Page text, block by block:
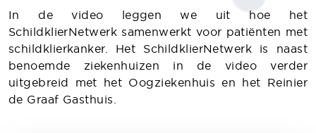
In de video leggen we uit hoe het
SchildklierNetwerk samenwerkt voor patiënten met
schildklierkanker. Het SchildklierNetwerk is naast
benoemde ziekenhuizen in de video verder
uitgebreid met het Oogziekenhuis en het Reinier
de Graaf Gasthuis.